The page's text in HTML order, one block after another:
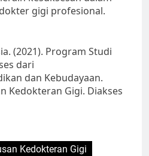
gigi profesional.
(2021). Program Studi
dari
dan Kebudayaan.
Kedokteran Gigi. Diakses
Kedokteran Gigi